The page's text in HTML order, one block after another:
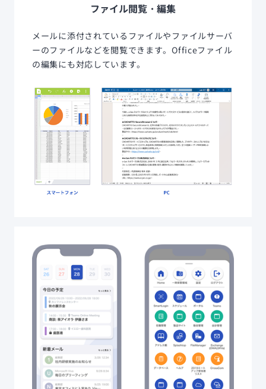
ファイル閲覧・編集
メールに添付されているファイルやファイルサーバ
ーのファイルなどを閲覧できます。Officeファイル
の編集にも対応しています。